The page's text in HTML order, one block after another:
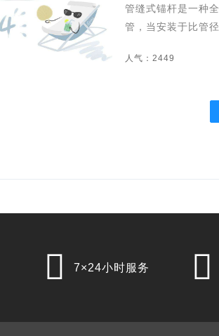
管缝式锚杆是一种
管，当安装于比管
人气：2449
 7×24小时服务 